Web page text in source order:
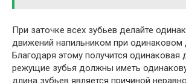
При заточке всех зубьев делайте
движений напильником при одинаковом
Благодаря этому получится одинаковая
режущие зубья должны иметь
длина зубьев является причиной